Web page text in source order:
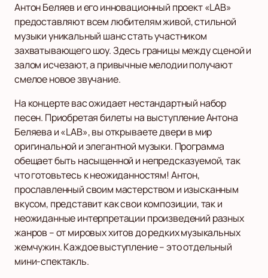
Антон Беляев и его инновационный проект «LAB»
предоставляют всем любителям живой, стильной
музыки уникальный шанс стать участником
захватывающего шоу. Здесь границы между сценой и
залом исчезают, а привычные мелодии получают
смелое новое звучание.
На концерте вас ожидает нестандартный набор
песен. Приобретая билеты на выступление Антона
Беляева и «LAB», вы открываете двери в мир
оригинальной и элегантной музыки. Программа
обещает быть насыщенной и непредсказуемой, так
что готовьтесь к неожиданностям! Антон,
прославленный своим мастерством и изысканным
вкусом, представит как свои композиции, так и
неожиданные интерпретации произведений разных
жанров – от мировых хитов до редких музыкальных
жемчужин. Каждое выступление – это отдельный
мини-спектакль.